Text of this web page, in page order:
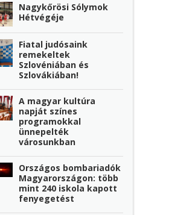
Nagykőrösi Sólymok
Hétvégéje
Fiatal judósaink
remekeltek
Szlovéniában és
Szlovákiában!
A magyar kultúra
napját színes
programokkal
ünnepelték
városunkban
Országos bombariadók
Magyarországon: több
mint 240 iskola kapott
fenyegetést